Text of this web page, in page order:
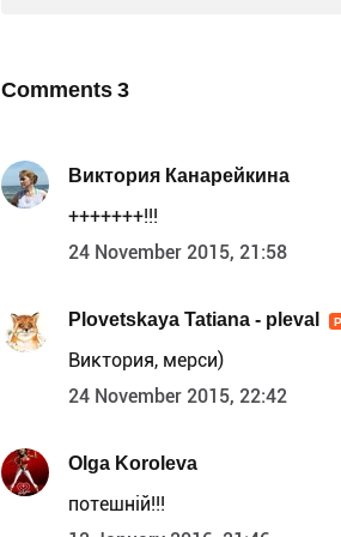
Comments3
Виктория Канарейкина
+++++++!!!
24 November 2015, 21:58
Plovetskaya Tatiana - pleval
Виктория, мерси)
24 November 2015, 22:42
Olga Koroleva
потешній!!!